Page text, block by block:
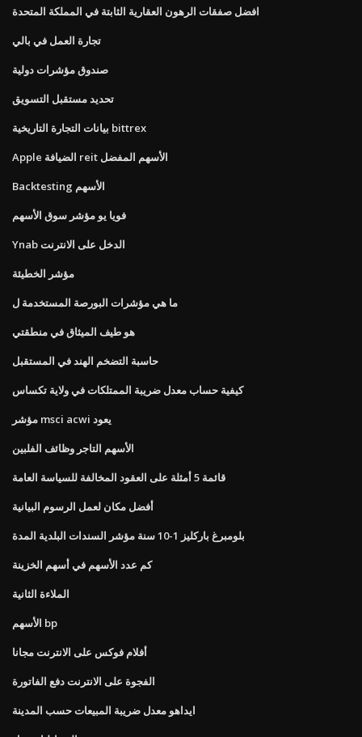
افضل صفقات الرهون العقارية الثابتة في المملكة المتحدة
تجارة العمل في بالي
صندوق مؤشرات دولية
تحديد مستقبل التسويق
بيانات التجارة التاريخية bittrex
Apple الضيافة reit الأسهم المفضل
Backtesting الأسهم
فويا يو مؤشر سوق الأسهم
Ynab الدخل على الانترنت
مؤشر الخطيئة
ما هي مؤشرات البورصة المستخدمة ل
هو طيف الميثاق في منطقتي
حاسبة التضخم الهند في المستقبل
كيفية حساب معدل ضريبة الممتلكات في ولاية تكساس
مؤشر msci acwi يعود
الأسهم التاجر وظائف الفلبين
قائمة 5 أمثلة على العقود المخالفة للسياسة العامة
أفضل مكان لعمل الرسوم البيانية
بلومبرغ باركليز 1-10 سنة مؤشر السندات البلدية المدة
كم عدد الأسهم في أسهم الخزينة
الملاءة الثانية
الأسهم bp
أفلام فوكس على الانترنت مجانا
الفجوة على الانترنت دفع الفاتورة
ايداهو معدل ضريبة المبيعات حسب المدينة